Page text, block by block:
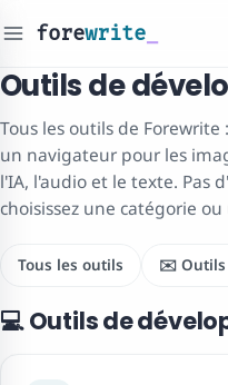
forewrite
Outils de
Tous les outils de
un navigateur pour les
l'IA, l'audio et le texte. Pas
choisissez une catégorie
Tous les outils ✉️ Outils
💻 Outils de